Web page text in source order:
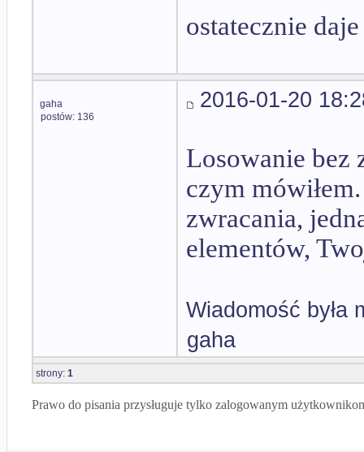
ostatecznie
gaha
postów: 136
2016-01-20
Losowanie bez
czym
zwracania,
elementów,
Wiadomość była
gaha
strony: 1
Prawo do pisania przysługuje tylko zalogowanym